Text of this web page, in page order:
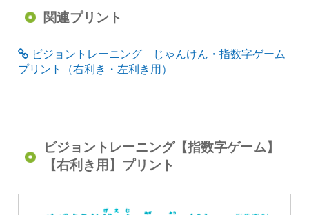
関連プリント
ビジョントレーニング じゃんけん・指数字ゲーム
プリント（右利き・左利き用）
ビジョントレーニング【指数字ゲーム】
【右利き用】プリント